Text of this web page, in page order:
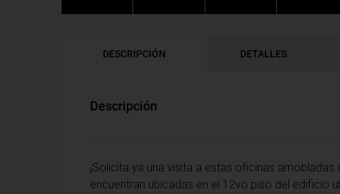
DESCRIPCIÓN DETALLES
Descripción
¡Solicita ya una visita a estas oficinas
encuentran ubicadas en el 12vo piso del edificio